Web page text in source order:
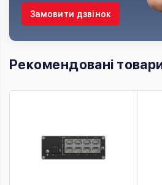
Замовити дзвінок
Рекомендовані